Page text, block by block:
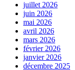
juillet 2026
juin 2026
mai 2026
avril 2026
mars 2026
février 2026
janvier 2026
décembre 2025